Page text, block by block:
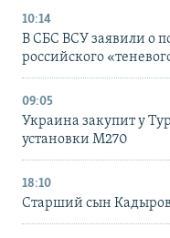
10:14
В СБС ВСУ заявили о
российского
09:05
Украина закупит у
установки M270
18:10
Старший сын